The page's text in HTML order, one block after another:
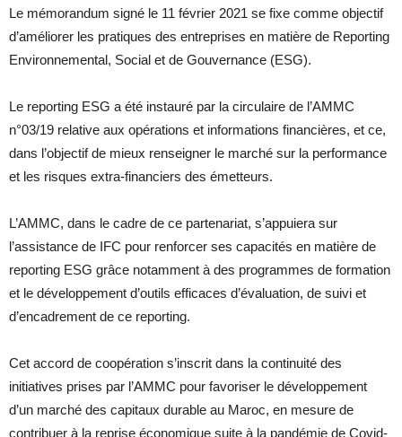
Le mémorandum signé le 11 février 2021 se fixe comme objectif
d’améliorer les pratiques des entreprises en matière de Reporting
Environnemental, Social et de Gouvernance (ESG).
Le reporting ESG a été instauré par la circulaire de l’AMMC
n°03/19 relative aux opérations et informations financières, et ce,
dans l’objectif de mieux renseigner le marché sur la performance
et les risques extra-financiers des émetteurs.
L’AMMC, dans le cadre de ce partenariat, s’appuiera sur
l’assistance de IFC pour renforcer ses capacités en matière de
reporting ESG grâce notamment à des programmes de formation
et le développement d’outils efficaces d’évaluation, de suivi et
d’encadrement de ce reporting.
Cet accord de coopération s’inscrit dans la continuité des
initiatives prises par l’AMMC pour favoriser le développement
d’un marché des capitaux durable au Maroc, en mesure de
contribuer à la reprise économique suite à la pandémie de Covid-